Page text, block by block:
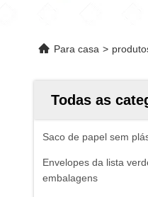
Para casa >
Todas as
Saco de papel sem
Envelopes da lista
embalagens